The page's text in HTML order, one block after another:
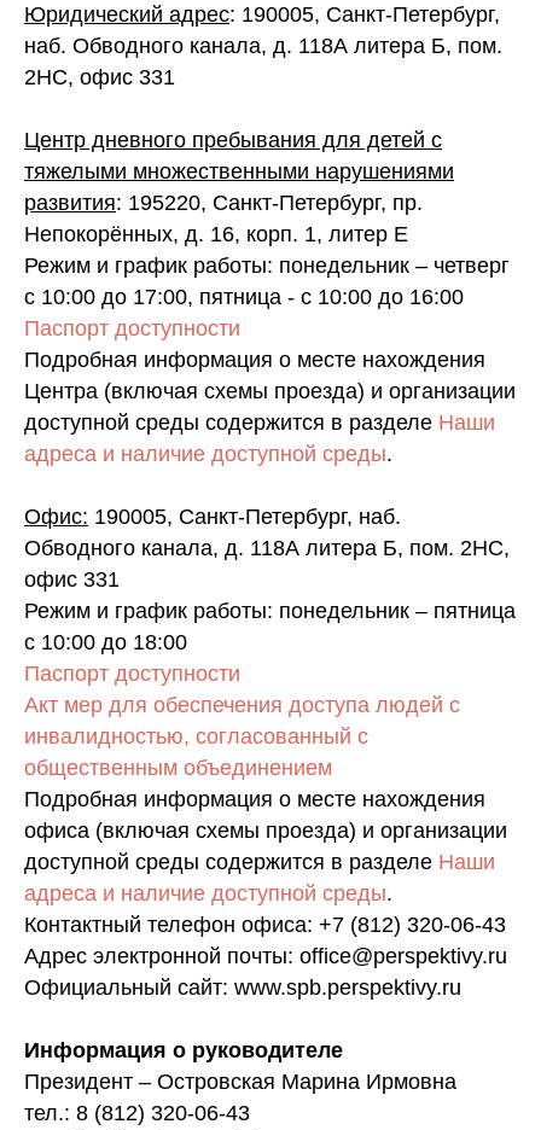
Юридический адрес: 190005, Санкт-Петербург,
наб. Обводного канала, д. 118А литера Б, пом.
2НС, офис 331
Центр дневного пребывания для детей с
тяжелыми множественными нарушениями
развития: 195220, Санкт-Петербург, пр.
Непокорённых, д. 16, корп. 1, литер Е
Режим и график работы: понедельник – четверг
с 10:00 до 17:00, пятница - с 10:00 до 16:00
Паспорт доступности
Подробная информация о месте нахождения
Центра (включая схемы проезда) и организации
доступной среды содержится в разделе Наши
адреса и наличие доступной среды.
Офис: 190005, Санкт-Петербург, наб.
Обводного канала, д. 118А литера Б, пом. 2НС,
офис 331
Режим и график работы: понедельник – пятница
с 10:00 до 18:00
Паспорт доступности
Акт мер для обеспечения доступа людей с
инвалидностью, согласованный с
общественным объединением
Подробная информация о месте нахождения
офиса (включая схемы проезда) и организации
доступной среды содержится в разделе Наши
адреса и наличие доступной среды.
Контактный телефон офиса: +7 (812) 320-06-43
Адрес электронной почты: office@perspektivy.ru
Официальный сайт: www.spb.perspektivy.ru
Информация о руководителе
Президент – Островская Марина Ирмовна
тел.: 8 (812) 320-06-43